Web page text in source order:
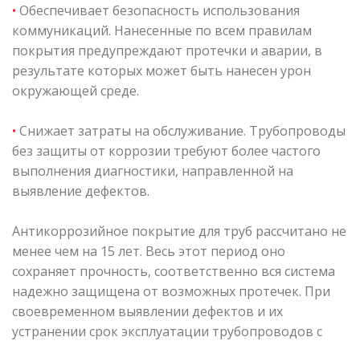
• Обеспечивает безопасность использования
коммуникаций. Нанесенные по всем правилам
покрытия предупреждают протечки и аварии, в
результате которых может быть нанесен урон
окружающей среде.
• Снижает затраты на обслуживание. Трубопроводы
без защиты от коррозии требуют более частого
выполнения диагностики, направленной на
выявление дефектов.
Антикоррозийное покрытие для труб рассчитано не
менее чем на 15 лет. Весь этот период оно
сохраняет прочность, соответственно вся система
надежно защищена от возможных протечек. При
своевременном выявлении дефектов и их
устранении срок эксплуатации трубопроводов с